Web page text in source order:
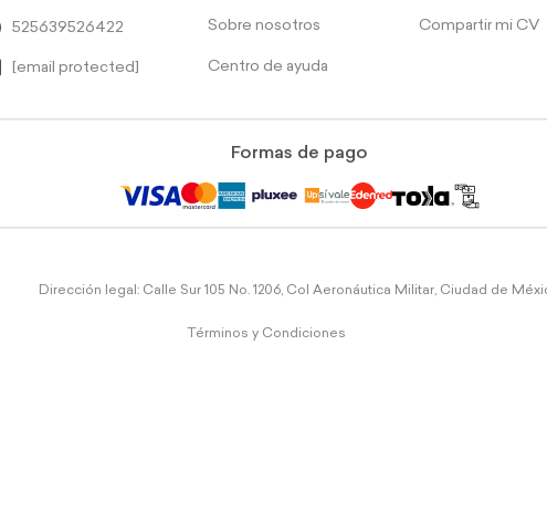
525639526422
[email protected]
Sobre nosotros
Centro de ayuda
Compartir mi CV
Formas de pago
Dirección legal: Calle Sur 105 No. 1206, Col Aeronáutica Militar, Ciudad de
Términos y Condiciones